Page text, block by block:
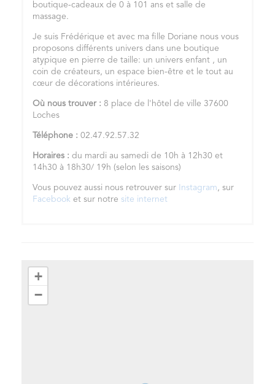
boutique-cadeaux de 0 à 101 ans et salle de
massage.
Je suis Frédérique et avec ma fille Doriane nous vous
proposons différents univers dans une boutique
atypique en pierre de taille: un univers enfant , un
coin de créateurs, un espace bien-être et le tout au
cœur de décorations intérieures.
Où nous trouver : 8 place de l'hôtel de ville 37600
Loches
Téléphone : 02.47.92.57.32
Horaires : du mardi au samedi de 10h à 12h30 et
14h30 à 18h30/ 19h (selon les saisons)
Vous pouvez aussi nous retrouver sur Instagram, sur
Facebook et sur notre site internet
+
−